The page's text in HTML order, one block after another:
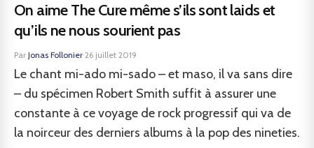
On aime The Cure même s’ils sont laids et
qu’ils ne nous sourient pas
Par Jonas Follonier·26 juillet 2019
Le chant mi-ado mi-sado – et maso, il va sans dire
– du spécimen Robert Smith suffit à assurer une
constante à ce voyage de rock progressif qui va de
la noirceur des derniers albums à la pop des nineties.